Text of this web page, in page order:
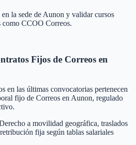
la sede de Aunon y validar cursos
como CCOO Correos.
Fijos de Correos en
en las últimas convocatorias pertenecen
fijo de Correos en Aunon, regulado
a movilidad geográfica, traslados
fija según tablas salariales